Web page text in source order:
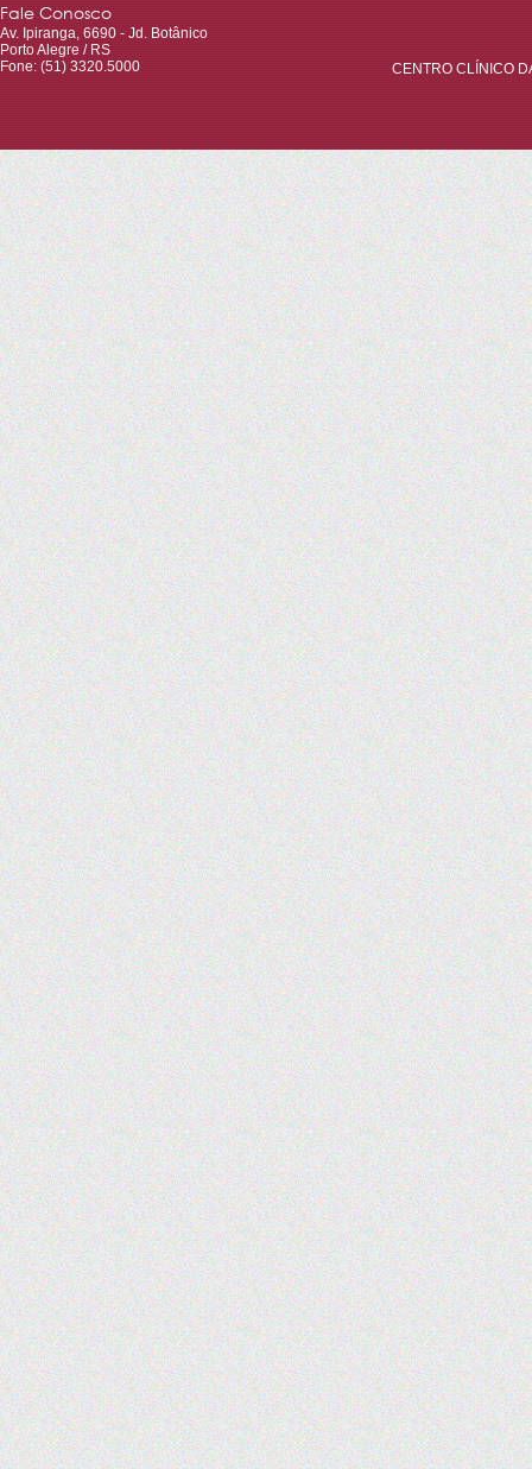
Fale Conosco
Av. Ipiranga, 6690 - Jd. Botânico
Porto Alegre / RS
Fone: (51) 3320.5000
CENTRO CLÍNICO